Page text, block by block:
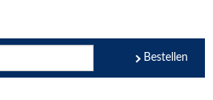
Bestellen